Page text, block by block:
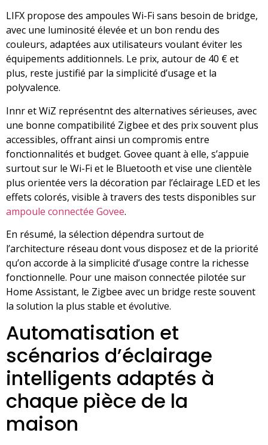
LIFX propose des ampoules Wi-Fi sans besoin de bridge,
avec une luminosité élevée et un bon rendu des
couleurs, adaptées aux utilisateurs voulant éviter les
équipements additionnels. Le prix, autour de 40 € et
plus, reste justifié par la simplicité d’usage et la
polyvalence.
Innr et WiZ représentnt des alternatives sérieuses, avec
une bonne compatibilité Zigbee et des prix souvent plus
accessibles, offrant ainsi un compromis entre
fonctionnalités et budget. Govee quant à elle, s’appuie
surtout sur le Wi-Fi et le Bluetooth et vise une clientèle
plus orientée vers la décoration par l’éclairage LED et les
effets colorés, visible à travers des tests disponibles sur
ampoule connectée Govee.
En résumé, la sélection dépendra surtout de
l’architecture réseau dont vous disposez et de la priorité
qu’on accorde à la simplicité d’usage contre la richesse
fonctionnelle. Pour une maison connectée pilotée sur
Home Assistant, le Zigbee avec un bridge reste souvent
la solution la plus stable et évolutive.
Automatisation et
scénarios d’éclairage
intelligents adaptés à
chaque pièce de la
maison